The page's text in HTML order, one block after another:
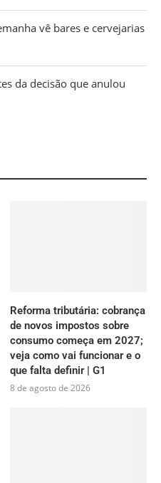
vê bares e cervejarias
da decisão que anulou
Reforma tributária: cobrança
de novos impostos sobre
consumo começa em 2027;
veja como vai funcionar e o
que falta definir | G1
8 de agosto de 2026